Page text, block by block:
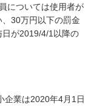
については使用者が
30万円以下の罰金
日が2019/4/1以降の
業は2020年4月1日